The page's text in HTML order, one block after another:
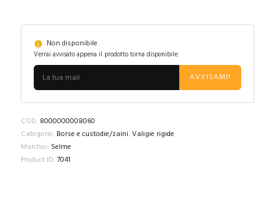
Non disponibile
Verrai avvisato appena il prodotto torna disponibile:
AVVISAMI!
COD: 8000000008060
Categorie: Borse e custodie/zaini, Valigie rigide
Marchio: Selme
Product ID: 7041